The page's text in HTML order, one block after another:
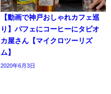
【動画で神戸おしゃれカフェ巡
り】パフェにコーヒーにタピオ
カ屋さん【マイクロツーリズ
ム】
2020年6月3日